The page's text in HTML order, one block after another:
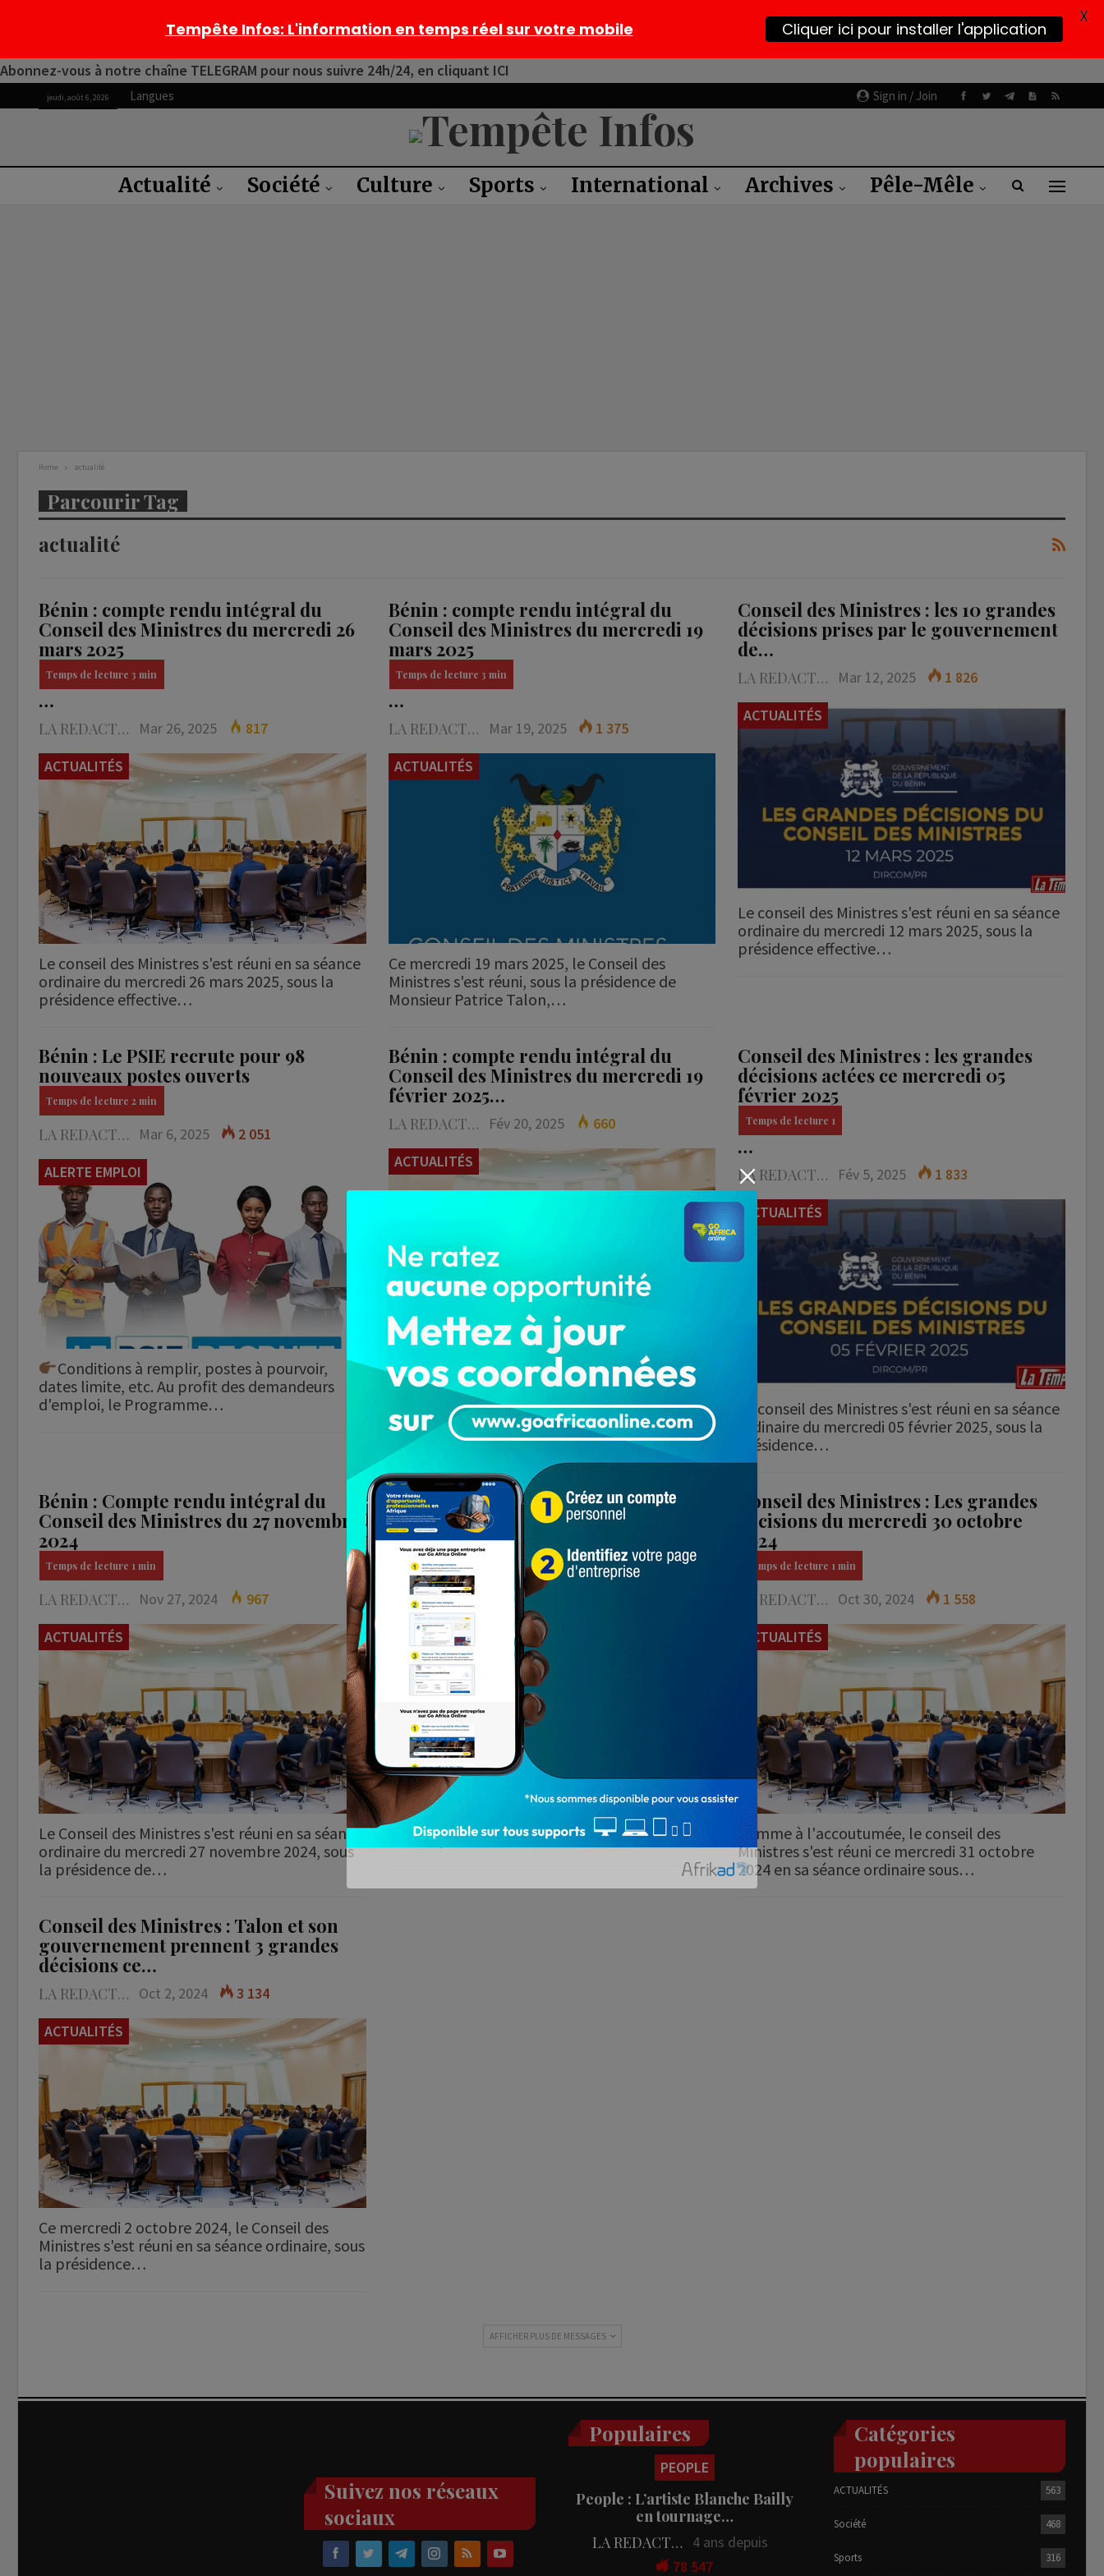
Abonnez-vous à notre chaîne TELEGRAM pour nous suivre 24h/24, en cliquant ICI
Sign in / Join
jeudi, août 6, 2026 Langues
Actualité Société Culture Sports International Archives Pêle-Mêle
Home actualité
Parcourir Tag
actualité
Bénin : compte rendu intégral du
Conseil des Ministres du mercredi 26
mars 2025
…
LA REDACTION Mar 26, 2025
817
ACTUALITÉS
Le conseil des Ministres s'est réuni en sa séance
ordinaire du mercredi 26 mars 2025, sous la
présidence effective…
Bénin : compte rendu intégral du
Conseil des Ministres du mercredi 19
mars 2025
…
LA REDACTION Mar 19, 2025
1 375
ACTUALITÉS
Ce mercredi 19 mars 2025, le Conseil des
Ministres s'est réuni, sous la présidence de
Monsieur Patrice Talon,…
Conseil des Ministres : les 10 grandes
décisions prises par le gouvernement
de…
LA REDACTION Mar 12, 2025
1 826
ACTUALITÉS
Le conseil des Ministres s'est réuni en sa séance
ordinaire du mercredi 12 mars 2025, sous la
présidence effective…
Bénin : Le PSIE recrute pour 98
nouveaux postes ouverts
LA REDACTION Mar 6, 2025
2 051
ALERTE EMPLOI
Conditions à remplir, postes à pourvoir,
dates limite, etc. Au profit des demandeurs
d'emploi, le Programme…
Bénin : compte rendu intégral du
Conseil des Ministres du mercredi 19
février 2025…
LA REDACTION Fév 20, 2025
660
ACTUALITÉS
Le conseil des Ministres s'est réuni en sa séance
ordinaire du mercredi 19 février 2025, sous la
houlette du Chef…
Conseil des Ministres : les grandes
décisions actées ce mercredi 05
février 2025
…
LA REDACTION Fév 5, 2025
1 833
ACTUALITÉS
Le conseil des Ministres s'est réuni en sa séance
ordinaire du mercredi 05 février 2025, sous la
présidence…
Bénin : Compte rendu intégral du
Conseil des Ministres du 27 novembre
2024
LA REDACTION Nov 27, 2024
967
ACTUALITÉS
Le Conseil des Ministres s'est réuni en sa séance
ordinaire du mercredi 27 novembre 2024, sous
la présidence de…
Bénin : Compte rendu intégral du
Conseil des Ministres du mercredi 30
octobre 2024…
LA REDACTION Oct 30, 2024
1 166
ACTUALITÉS
Le Conseil des Ministres s'est réuni, en sa
séance ordinaire du mercredi 30 octobre 2024,
sous la présidence…
Conseil des Ministres : Les grandes
décisions du mercredi 30 octobre
2024
LA REDACTION Oct 30, 2024
1 558
ACTUALITÉS
Comme à l'accoutumée, le conseil des
Ministres s'est réuni ce mercredi 31 octobre
2024 en sa séance ordinaire sous…
Conseil des Ministres : Talon et son
gouvernement prennent 3 grandes
décisions ce…
LA REDACTION Oct 2, 2024
3 134
ACTUALITÉS
Ce mercredi 2 octobre 2024, le Conseil des
Ministres s'est réuni en sa séance ordinaire, sous
la présidence…
AFFICHER PLUS DE MESSAGES
Suivez nos réseaux
sociaux
Populaires
PEOPLE
People : L’artiste Blanche Bailly
en tournage…
LA REDACTION
4 ans depuis
78 547
Catégories
populaires
ACTUALITÉS 563
Société 468
Sports 316
Tempête Infos: L'information en temps réel sur votre mobile Cliquer ici pour installer l'application X